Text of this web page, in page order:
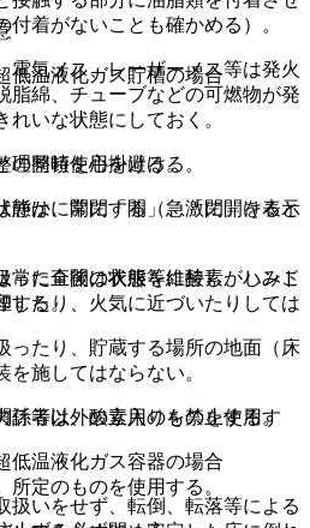
温液化ガス貯槽の場合
いな状態にしておく。
理整頓を心掛ける。
態は、常に「開」、「閉」を表示
常に全開の状態を維持し、ハンド
する。
ったり、貯蔵する場所の地面（床
施してはならない。
係者以外の立入りを禁止する。
温液化ガス容器の場合
扱いをせず、転倒、転落等による
着がないことも確かめる）。
気メス、レーザーメス等は発火
脂綿、チューブなどの可燃物が発
同時使用を避ける。
静かに開閉する（急激に開けると
った直後は衣服等に酸素がしみこ
したり、火気に近づいたりしては
計等は、酸素用のものを使用す
定のものを使用する。